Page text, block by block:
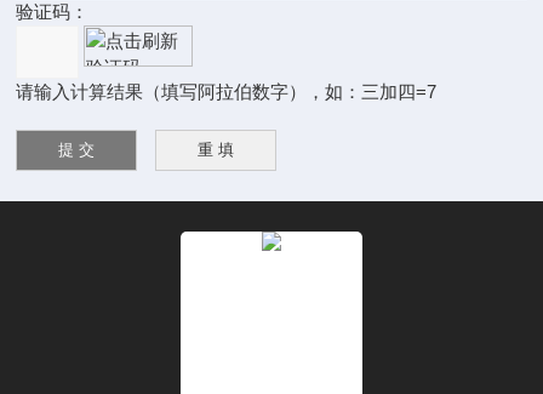
验证码：
请输入计算结果（填写阿拉伯数字），如：三加四=7